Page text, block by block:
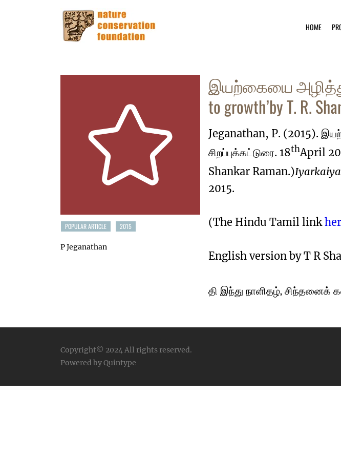
HOME
POPULAR ARTICLE 2015
P Jeganathan
இயற்கையை அழித்து
to growth’by T. R.
Jeganathan, P. (2015).
சிறப்புக்கட்டுரை. 18thApril
Shankar Raman.)
2015.
(The Hindu Tamil link
English version by T R
தி இந்து நாளிதழ், சிந்தனைக்
Copyright© 2024All rights reserved.
Powered by Quintype